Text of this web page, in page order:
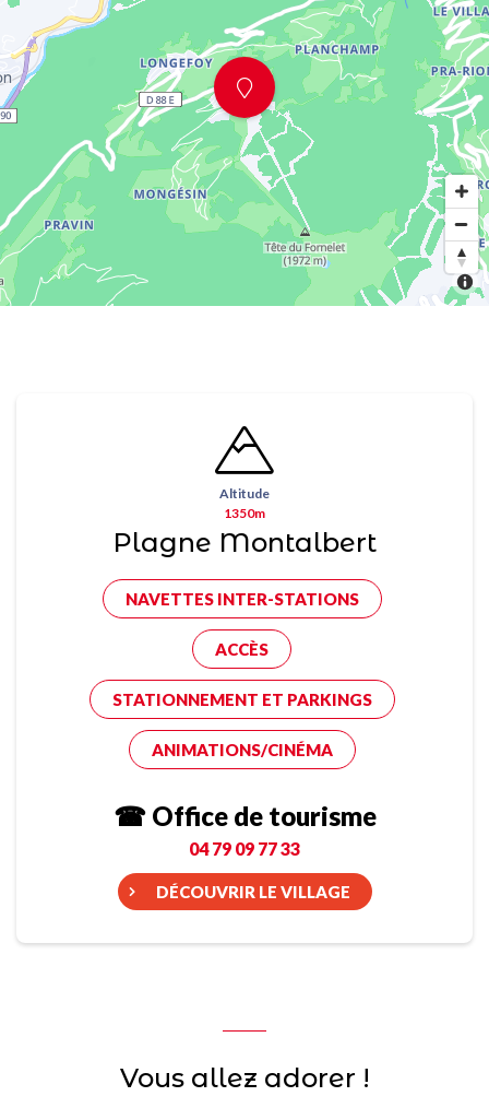
Altitude
1350m
Plagne Montalbert
NAVETTES INTER-STATIONS
ACCÈS
STATIONNEMENT ET PARKINGS
ANIMATIONS/CINÉMA
☎ Office de tourisme
04 79 09 77 33
DÉCOUVRIR LE VILLAGE
Vous allez adorer !